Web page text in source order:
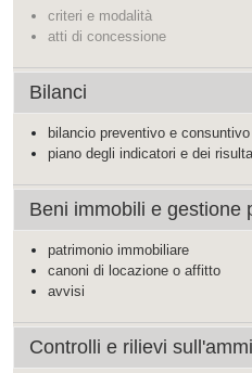
criteri e modalità
atti di concessione
Bilanci
bilancio preventivo e consuntivo
piano degli indicatori e dei
Beni immobili e gestione
patrimonio immobiliare
canoni di locazione o affitto
avvisi
Controlli e rilievi